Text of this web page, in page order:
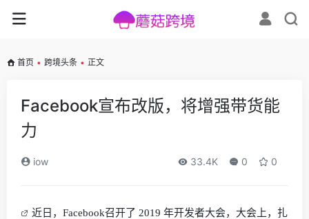
首页 • 跨境头条 • 正文
Facebook宣布改版，将增强带货能
力
iow 33.4K 0 0
近日， Facebook召开了 2019 年开发者大会，大会上，扎